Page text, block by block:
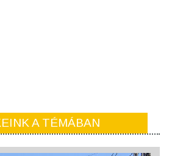
A TÉMÁBAN